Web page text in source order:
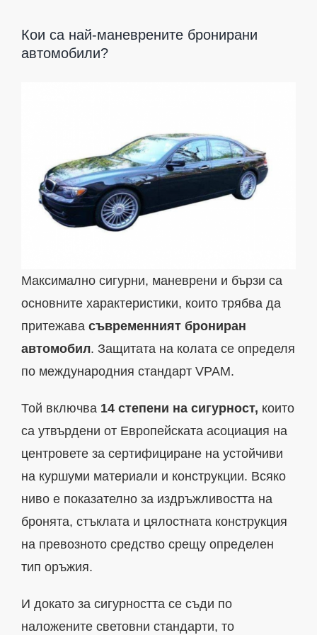
Кои са най-маневрените бронирани
автомобили?
Максимално сигурни, маневрени и бързи са
основните характеристики, които трябва да
притежава съвременният брониран
автомобил. Защитата на колата се определя
по международния стандарт VPAM.
Той включва 14 степени на сигурност, които
са утвърдени от Европейската асоциация на
центровете за сертифициране на устойчиви
на куршуми материали и конструкции. Всяко
ниво е показателно за издръжливостта на
бронята, стъклата и цялостната конструкция
на превозното средство срещу определен
тип оръжия.
И докато за сигурността се съди по
наложените световни стандарти, то